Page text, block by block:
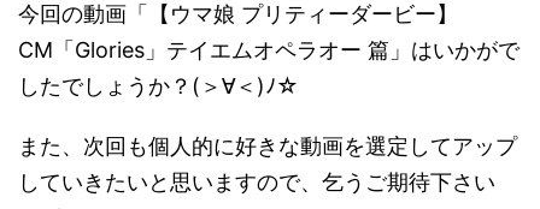
今回の動画「【ウマ娘 プリティーダービー】
CM「Glories」テイエムオペラオー 篇」はいかがで
したでしょうか？(＞∀＜)ﾉ☆
また、次回も個人的に好きな動画を選定してアップ
していきたいと思いますので、乞うご期待下さい